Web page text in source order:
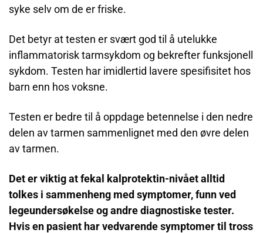
syke selv om de er friske.
Det betyr at testen er svært god til å utelukke
inflammatorisk tarmsykdom og bekrefter funksjonell
sykdom. Testen har imidlertid lavere spesifisitet hos
barn enn hos voksne.
Testen er bedre til å oppdage betennelse i den nedre
delen av tarmen sammenlignet med den øvre delen
av tarmen.
Det er viktig at fekal kalprotektin-nivået alltid
tolkes i sammenheng med symptomer, funn ved
legeundersøkelse og andre diagnostiske tester.
Hvis en pasient har vedvarende symptomer til tross